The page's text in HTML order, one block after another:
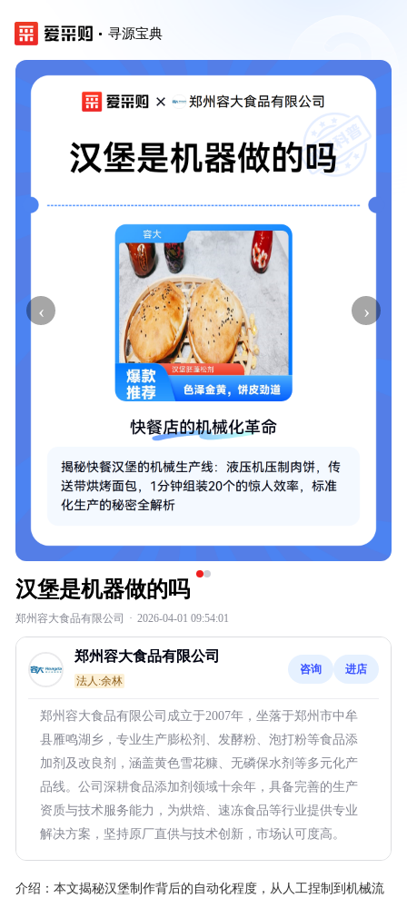
寻源宝典
‹ ›
汉堡是机器做的吗
郑州容大食品有限公司 · 2026-04-01 09:54:01
郑州容大食品有限公司
法人:余林
咨询 进店
郑州容大食品有限公司成立于2007年，坐落于郑州市中牟
县雁鸣湖乡，专业生产膨松剂、发酵粉、泡打粉等食品添
加剂及改良剂，涵盖黄色雪花糠、无磷保水剂等多元化产
品线。公司深耕食品添加剂领域十余年，具备完善的生产
资质与技术服务能力，为烘焙、速冻食品等行业提供专业
解决方案，坚持原厂直供与技术创新，市场认可度高。
介绍： 本文揭秘汉堡制作背后的自动化程度，从人工捏制到机械流